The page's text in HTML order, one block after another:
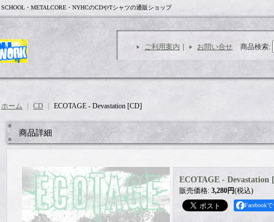
・METALCORE・NYHCのCDやTシャツの通販ショップ
ご利用案内 お問い合せ 商品検索:
ホーム CD ECOTAGE - Devastation [CD]
商品詳細
ECOTAGE - Devastation
販売価格: 3,280円(税込)
Facebook